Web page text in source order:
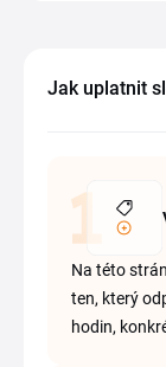
Jak uplatnit
Na této
ten, který
hodin,